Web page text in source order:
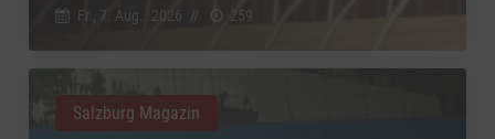
Fr., 7. Aug.. 2026 // 259
Salzburg Magazin